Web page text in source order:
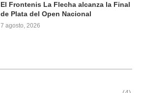
El Frontenis La Flecha alcanza la Final
de Plata del Open Nacional
7 agosto, 2026